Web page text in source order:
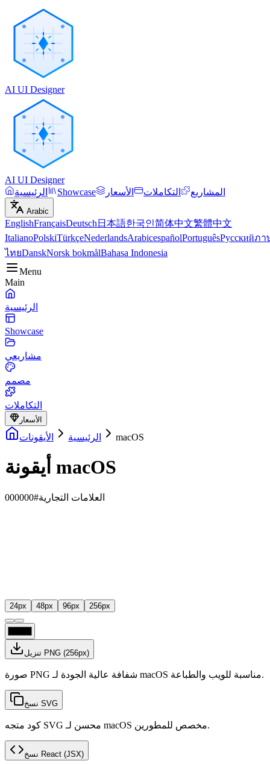
AI UI Designer
AI UI Designer
الرئيسية
Showcase المشاريع التكاملات الأسعار
Arabic
EnglishFrançaisDeutsch 日本語한국인简体中文繁體中文
ItalianoPolskiTürkçeNederlandsArabicespañolPortuguêsРусскийภา
ไทยDanskNorsk bokmålBahasa Indonesia
Menu
Main
الرئيسية
Showcase
مشاريعي
مصمم
التكاملات
الأسعار
الرئيسية الأيقونات macOS
أيقونة macOS
العلامات التجارية#000000
24px 48px 96px 256px
تنزيل PNG (256px)
صورة PNG شفافة عالية الجودة لـ macOS مناسبة للويب والطباعة.
نسخ SVG
كود متجه SVG محسن لـ macOS مخصص للمطورين.
نسخ React (JSX)